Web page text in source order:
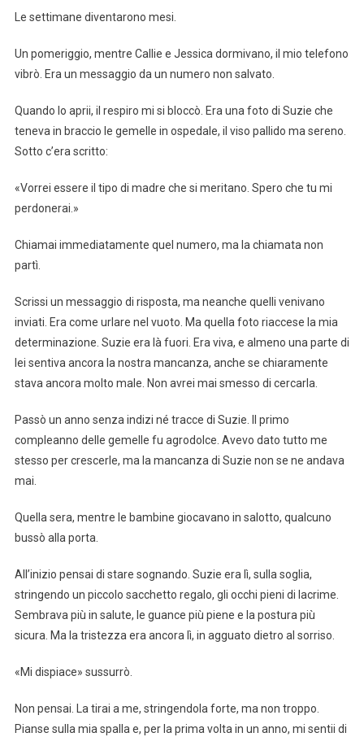
Le settimane diventarono mesi.
Un pomeriggio, mentre Callie e Jessica dormivano, il mio telefono
vibrò. Era un messaggio da un numero non salvato.
Quando lo aprii, il respiro mi si bloccò. Era una foto di Suzie che
teneva in braccio le gemelle in ospedale, il viso pallido ma sereno.
Sotto c’era scritto:
«Vorrei essere il tipo di madre che si meritano. Spero che tu mi
perdonerai.»
Chiamai immediatamente quel numero, ma la chiamata non
partì.
Scrissi un messaggio di risposta, ma neanche quelli venivano
inviati. Era come urlare nel vuoto. Ma quella foto riaccese la mia
determinazione. Suzie era là fuori. Era viva, e almeno una parte di
lei sentiva ancora la nostra mancanza, anche se chiaramente
stava ancora molto male. Non avrei mai smesso di cercarla.
Passò un anno senza indizi né tracce di Suzie. Il primo
compleanno delle gemelle fu agrodolce. Avevo dato tutto me
stesso per crescerle, ma la mancanza di Suzie non se ne andava
mai.
Quella sera, mentre le bambine giocavano in salotto, qualcuno
bussò alla porta.
All’inizio pensai di stare sognando. Suzie era lì, sulla soglia,
stringendo un piccolo sacchetto regalo, gli occhi pieni di lacrime.
Sembrava più in salute, le guance più piene e la postura più
sicura. Ma la tristezza era ancora lì, in agguato dietro al sorriso.
«Mi dispiace» sussurrò.
Non pensai. La tirai a me, stringendola forte, ma non troppo.
Pianse sulla mia spalla e, per la prima volta in un anno, mi sentii di